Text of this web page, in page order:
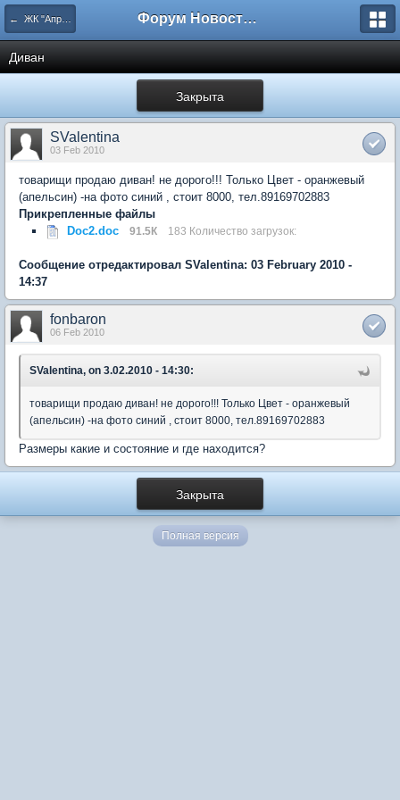
← ЖК "Апрелевский". Архив. Форум Новостройки
Диван
Закрыта
SValentina
03 Feb 2010
товарищи продаю диван! не дорого!!! Только Цвет - оранжевый
(апельсин) -на фото синий , стоит 8000, тел.89169702883
Прикрепленные файлы
Doc2.doc
91.5К 183 Количество загрузок:
Сообщение отредактировал SValentina: 03 February 2010 -
14:37
fonbaron
06 Feb 2010
SValentina, on 3.02.2010 - 14:30:
товарищи продаю диван! не дорого!!! Только Цвет - оранжевый
(апельсин) -на фото синий , стоит 8000, тел.89169702883
Размеры какие и состояние и где находится?
Закрыта
Полная версия